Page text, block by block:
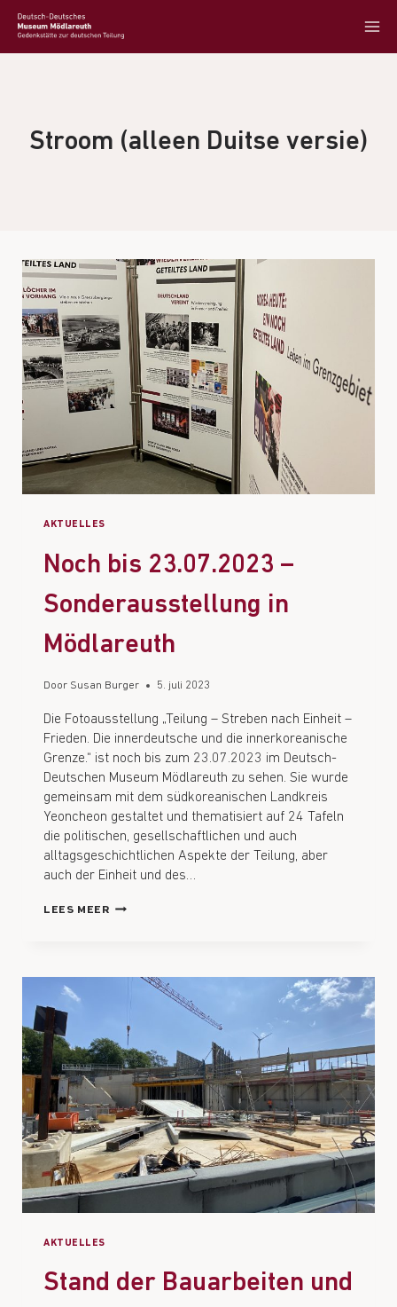
Stroom (alleen Duitse versie)
AKTUELLES
Noch bis 23.07.2023 –
Sonderausstellung in
Mödlareuth
Door Susan Burger 5. juli 2023
Die Fotoausstellung „Teilung – Streben nach Einheit –
Frieden. Die innerdeutsche und die innerkoreanische
Grenze.“ ist noch bis zum 23.07.2023 im Deutsch-
Deutschen Museum Mödlareuth zu sehen. Sie wurde
gemeinsam mit dem südkoreanischen Landkreis
Yeoncheon gestaltet und thematisiert auf 24 Tafeln
die politischen, gesellschaftlichen und auch
alltagsgeschichtlichen Aspekte der Teilung, aber
auch der Einheit und des…
LEES MEER
AKTUELLES
Stand der Bauarbeiten und